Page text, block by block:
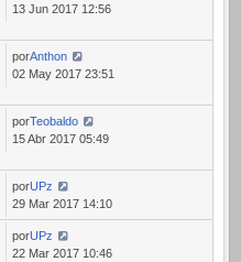
13 Jun 2017 12:56
porAnthon
02 May 2017 23:51
porTeobaldo
15 Abr 2017 05:49
porUPz
29 Mar 2017 14:10
porUPz
22 Mar 2017 10:46